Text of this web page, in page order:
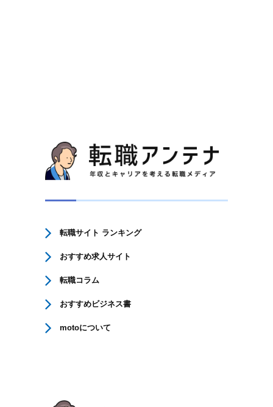
転職サイト ランキング
おすすめ求人サイト
転職コラム
おすすめビジネス書
motoについて